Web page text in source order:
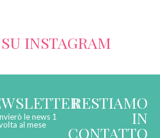
INSTAGRAM
le news 1
al mese
RESTIAMO
IN
CONTATTO